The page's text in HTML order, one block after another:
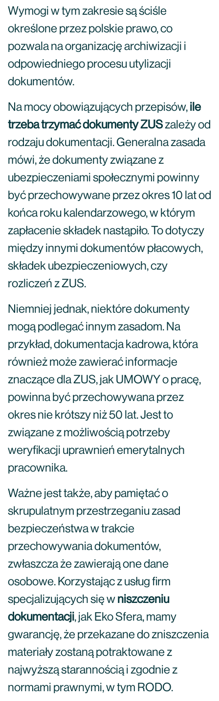
Wymogi w tym zakresie są ściśle
określone przez polskie prawo, co
pozwala na organizację archiwizacji i
odpowiedniego procesu utylizacji
dokumentów.
Na mocy obowiązujących przepisów, ile
trzeba trzymać dokumenty ZUSzależy od
rodzaju dokumentacji. Generalna zasada
mówi, że dokumenty związane z
ubezpieczeniami społecznymi powinny
być przechowywane przez okres 10 lat od
końca roku kalendarzowego, w którym
zapłacenie składek nastąpiło. To dotyczy
między innymi dokumentów płacowych,
składek ubezpieczeniowych, czy
rozliczeń z ZUS.
Niemniej jednak, niektóre dokumenty
mogą podlegać innym zasadom. Na
przykład, dokumentacja kadrowa, która
również może zawierać informacje
znaczące dla ZUS, jak UMOWY o pracę,
powinna być przechowywana przez
okres nie krótszy niż 50 lat. Jest to
związane z możliwością potrzeby
weryfikacji uprawnień emerytalnych
pracownika.
Ważne jest także, aby pamiętać o
skrupulatnym przestrzeganiu zasad
bezpieczeństwa w trakcie
przechowywania dokumentów,
zwłaszcza że zawierają one dane
osobowe. Korzystając z usług firm
specjalizujących się w niszczeniu
dokumentacji, jak Eko Sfera, mamy
gwarancję, że przekazane do zniszczenia
materiały zostaną potraktowane z
najwyższą starannością i zgodnie z
normami prawnymi, w tym RODO.